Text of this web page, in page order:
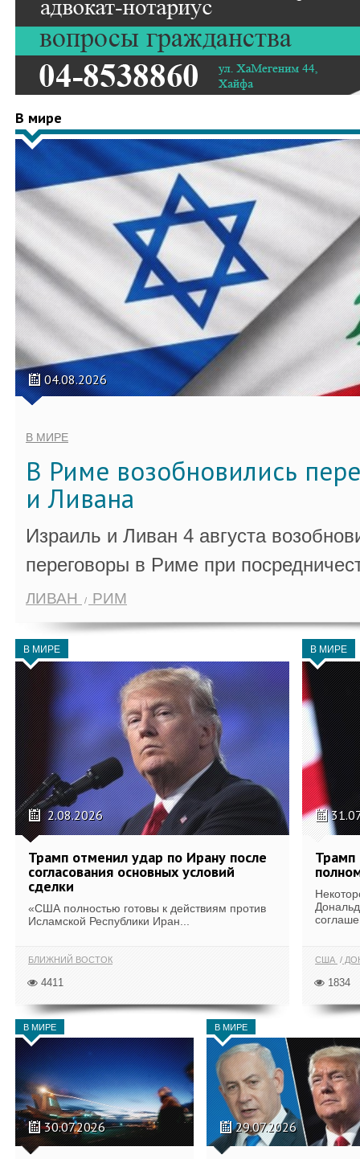
В мире
04.08.2026
В МИРЕ
В Риме возобновились
и Ливана
Израиль и Ливан 4 августа
переговоры в Риме при
ЛИВАН РИМ
В МИРЕ
2.08.2026
Трамп отменил удар по Ирану после
согласования основных условий
сделки
«США полностью готовы к действиям против
Исламской Республики Иран...
БЛИЖНИЙ ВОСТОК
4411
В МИРЕ
Трамп
США
1834
В МИРЕ
30.07.2026
В МИРЕ
29.07.2026